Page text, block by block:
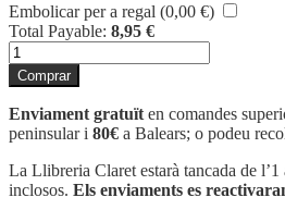
Embolicar per a regal (0,00 €)
Total Payable: 8,95 €
quantitat
de
DYTECTIVEU.
EL
MISTERI
DE
L'ANTÍDOT
BLAU
Comprar
Enviament gratuït en comandes
peninsular i 80€ a Balears; o podeu
La Llibreria Claret estarà tancada de l’1
inclosos. Els enviaments es